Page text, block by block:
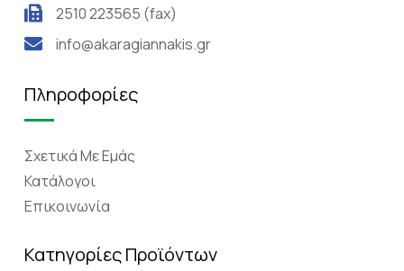
2510 223565 (fax)
info@akaragiannakis.gr
Πληροφορίες
Σχετικά Mε Eμάς
Κατάλογοι
Επικοινωνία
Κατηγορίες Προϊόντων